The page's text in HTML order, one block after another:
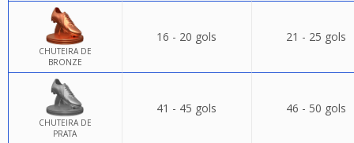
CHUTEIRA DE
BRONZE
16 - 20 gols 21 - 25 gols
CHUTEIRA DE
PRATA
41 - 45 gols 46 - 50 gols